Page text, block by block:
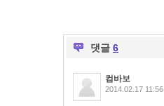
댓글 6
컴바보
2014.02.17 11:56